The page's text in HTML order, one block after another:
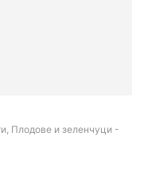
Плодове и зеленчуци -